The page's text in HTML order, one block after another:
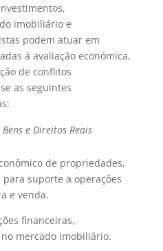
imobiliário e
podem atuar em
à avaliação econômica,
de conflitos
as seguintes
e Direitos Reais
de propriedades,
suporte a operações
e venda.
financeiras,
mercado imobiliário.